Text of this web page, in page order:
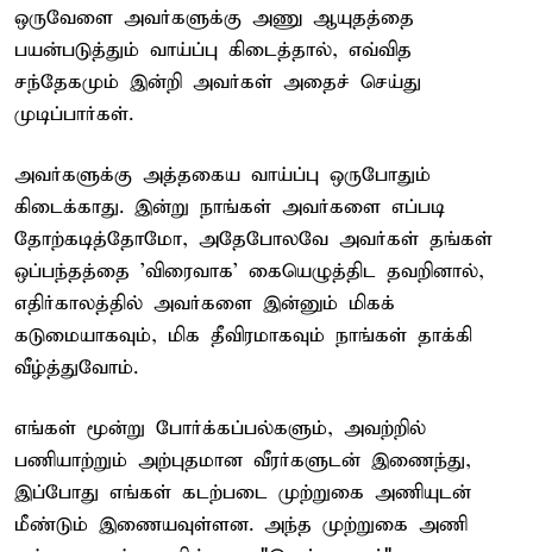
ஒருவேளை அவர்களுக்கு அணு ஆயுதத்தை
பயன்படுத்தும் வாய்ப்பு கிடைத்தால், எவ்வித
சந்தேகமும் இன்றி அவர்கள் அதைச் செய்து
முடிப்பார்கள்.
அவர்களுக்கு அத்தகைய வாய்ப்பு ஒருபோதும்
கிடைக்காது. இன்று நாங்கள் அவர்களை எப்படி
தோற்கடித்தோமோ, அதேபோலவே அவர்கள் தங்கள்
ஒப்பந்தத்தை 'விரைவாக' கையெழுத்திட தவறினால்,
எதிர்காலத்தில் அவர்களை இன்னும் மிகக்
கடுமையாகவும், மிக தீவிரமாகவும் நாங்கள் தாக்கி
வீழ்த்துவோம்.
எங்கள் மூன்று போர்க்கப்பல்களும், அவற்றில்
பணியாற்றும் அற்புதமான வீரர்களுடன் இணைந்து,
இப்போது எங்கள் கடற்படை முற்றுகை அணியுடன்
மீண்டும் இணையவுள்ளன. அந்த முற்றுகை அணி